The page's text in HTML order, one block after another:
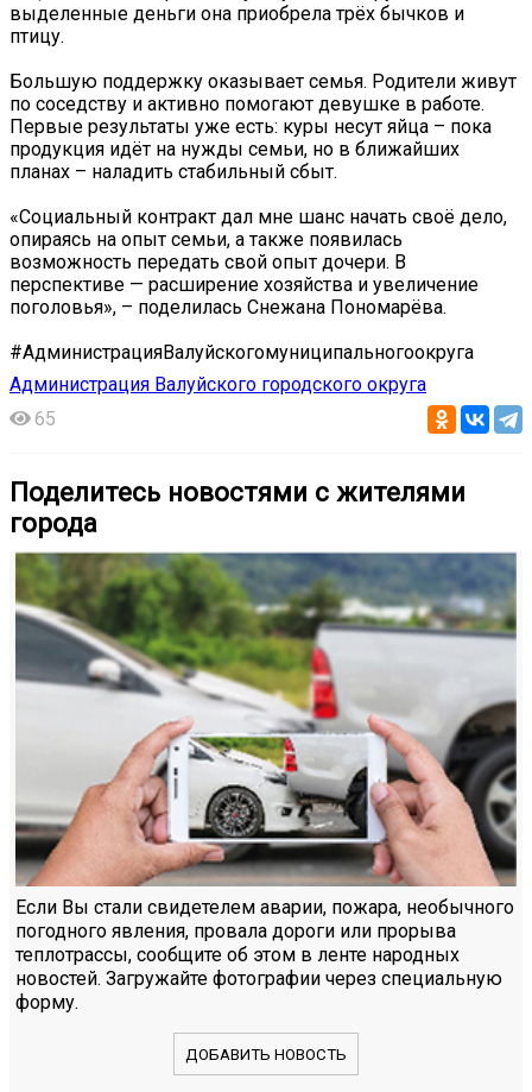
выделенные деньги она приобрела трёх бычков и
птицу.
Большую поддержку оказывает семья. Родители живут
по соседству и активно помогают девушке в работе.
Первые результаты уже есть: куры несут яйца – пока
продукция идёт на нужды семьи, но в ближайших
планах – наладить стабильный сбыт.
«Социальный контракт дал мне шанс начать своё дело,
опираясь на опыт семьи, а также появилась
возможность передать свой опыт дочери. В
перспективе — расширение хозяйства и увеличение
поголовья», – поделилась Снежана Пономарёва.
#АдминистрацияВалуйскогомуниципальногоокруга
Администрация Валуйского городского округа
65
Поделитесь новостями с жителями
города
Если Вы стали свидетелем аварии, пожара, необычного
погодного явления, провала дороги или прорыва
теплотрассы, сообщите об этом в ленте народных
новостей. Загружайте фотографии через специальную
форму.
ДОБАВИТЬ НОВОСТЬ